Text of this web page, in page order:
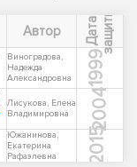
Автор Д
а
т
а
з
а
щ
и
т ы
Виноградова,
Надежда
Александровна
1999
Лисукова, Елена
Владимировна
2004
Южанинова,
Екатерина
Рафаэлевна
2015